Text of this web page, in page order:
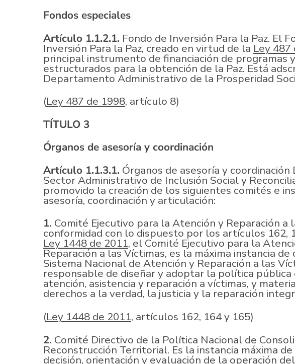
Fondos especiales
Artículo 1.1.2.1. Fondo de Inversión Para la Paz. El
Inversión Para la Paz, creado en virtud de la Ley 487
principal instrumento de financiación de programas
estructurados para la obtención de la Paz. Está
Departamento Administrativo de la Prosperidad
(Ley 487 de 1998, artículo 8)
TÍTULO 3
Órganos de asesoría y coordinación
Artículo 1.1.3.1. Órganos de asesoría y coordinación
Sector Administrativo de Inclusión Social y
promovido la creación de los siguientes comités e
asesoría, coordinación y articulación:
1. Comité Ejecutivo para la Atención y Reparación a
conformidad con lo dispuesto por los artículos 162,
Ley 1448 de 2011, el Comité Ejecutivo para la
Reparación a las Víctimas, es la máxima instancia de
Sistema Nacional de Atención y Reparación a las
responsable de diseñar y adoptar la política pública
atención, asistencia y reparación a víctimas, y
derechos a la verdad, la justicia y la reparación
(Ley 1448 de 2011, artículos 162, 164 y 165)
2. Comité Directivo de la Política Nacional de
Reconstrucción Territorial. Es la instancia máxima
decisión, orientación y evaluación de la operación